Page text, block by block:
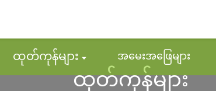
ထုတ်ကုန်များ အမေးအဖြေများ
ထုတ်ကုန်များ